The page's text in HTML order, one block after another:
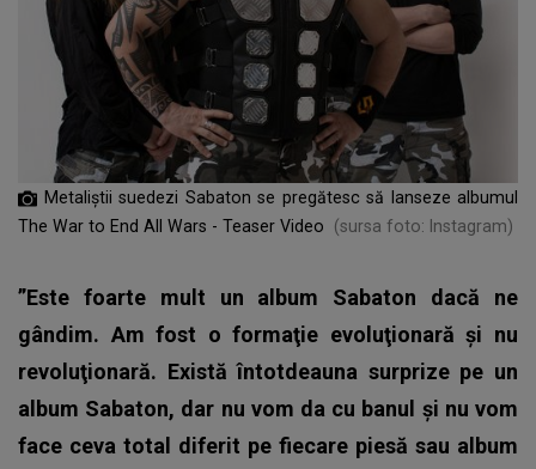
Metaliştii suedezi Sabaton se pregătesc să lanseze albumul
The War to End All Wars - Teaser Video
(sursa foto: Instagram)
”Este foarte mult un album Sabaton dacă ne
gândim. Am fost o formaţie evoluţionară şi nu
revoluţionară. Există întotdeauna surprize pe un
album Sabaton, dar nu vom da cu banul şi nu vom
face ceva total diferit pe fiecare piesă sau album